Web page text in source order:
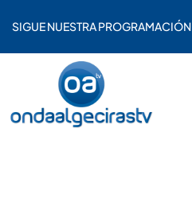
SIGUE NUESTRA PROGRAMACIÓN